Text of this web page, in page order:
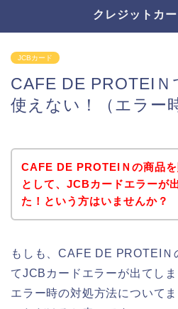
クレジットカ
JCBカード
CAFE DE PROTEI
使えない！（エラー
CAFE DE PROTEIＮの商品を
として、JCBカードエラーが
た！という方はいませんか？
もしも、CAFE DE PROTEIＮ
てJCBカードエラーが出てし
エラー時の対処方法について